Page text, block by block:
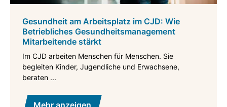
Gesundheit am Arbeitsplatz im CJD: Wie
Betriebliches Gesundheitsmanagement
Mitarbeitende stärkt
Im CJD arbeiten Menschen für Menschen. Sie
begleiten Kinder, Jugendliche und Erwachsene,
beraten ...
Mehr anzeigen